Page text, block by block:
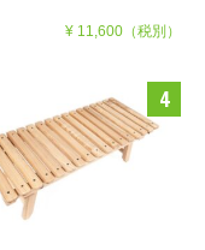
¥ 11,600（税別）